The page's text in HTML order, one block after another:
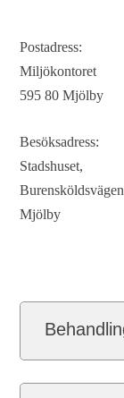
Postadress:
Miljökontoret
595 80 Mjölby
Besöksadress:
Stadshuset,
Mjölby